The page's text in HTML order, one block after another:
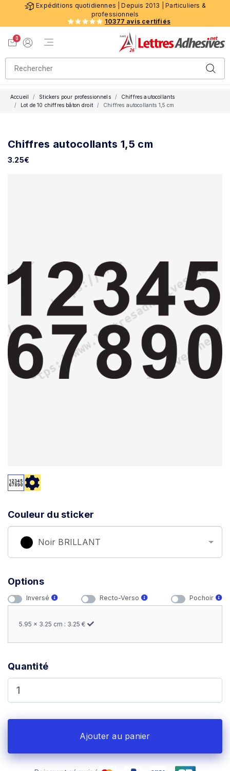
Expéditions quotidiennes | Depuis 2013 | Particuliers &
professionnels
10377 avis certifiés
0
Menu de navigation
Accueil Stickers pour professionnels
Chiffres autocollants
Lot de 10 chiffres bâton droit
Chiffres autocollants 1,5 cm
Chiffres autocollants 1,5 cm
3.25€
Couleur du sticker
Noir BRILLANT
Options
Inversé Recto-Verso Pochoir
5.95 x 3.25 cm : 3.25 €
Quantité
Ajouter au panier